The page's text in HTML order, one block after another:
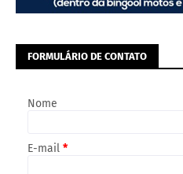
FORMULÁRIO DE CONTATO
Nome
E-mail *